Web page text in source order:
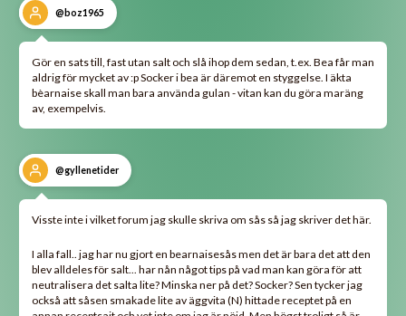
@boz1965
Gör en sats till, fast utan salt och slå ihop dem sedan, t.ex. Bea får man
aldrig för mycket av :p Socker i bea är däremot en styggelse. I äkta
bèarnaise skall man bara använda gulan - vitan kan du göra maräng
av, exempelvis.
@gyllenetider
Visste inte i vilket forum jag skulle skriva om sås så jag skriver det här.
I alla fall.. jag har nu gjort en bearnaisesås men det är bara det att den
blev alldeles för salt... har nån något tips på vad man kan göra för att
neutralisera det salta lite? Minska ner på det? Socker? Sen tycker jag
också att såsen smakade lite av äggvita (N) hittade receptet på en